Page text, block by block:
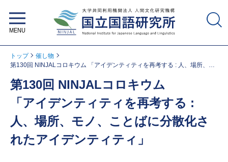
トップ
催し物
第130回 NINJALコロキウム 「アイデンティティを再考する : 人、場所、モ
第130回 NINJALコロキウム
「アイデンティティを再考する :
人、場所、モノ、ことばに分散化さ
れたアイデンティティ」